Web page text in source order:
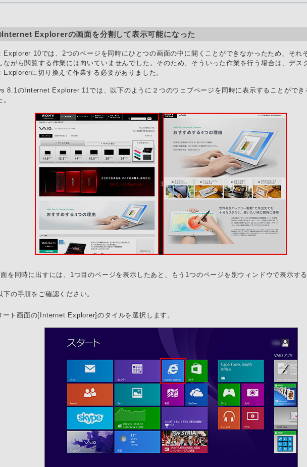
Internet Explorerの画面を分割して表示可能になった
10では、2つのページを同時にひとつの画面の中に開くことができなかったため、それ
ながら閲覧する作業には向いていませんでした。そのため、そういった作業を行う場合は、デス
に切り換えて作業する必要がありました。
8.1のInternet Explorer 11では、以下のように２つのウェブページを同時に表示することができ
を同時に出すには、1つ目のページを表示したあと、もう1つのページを別ウィンドウで表示す
下の手順をご確認ください。
ート画面の[Internet Explorer]のタイルを選択します。